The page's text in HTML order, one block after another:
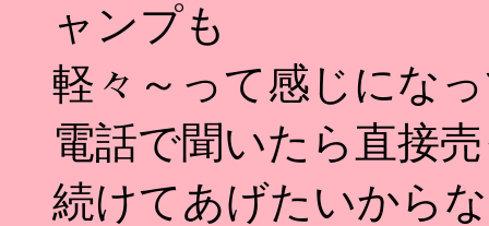
ャンプも
軽々～って感じにな
電話で聞いたら直接
続けてあげたいから